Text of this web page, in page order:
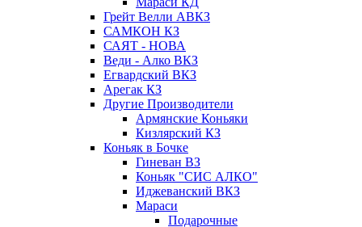
Грейт Велли АВКЗ
САМКОН КЗ
САЯТ - НОВА
Веди - Алко ВКЗ
Егвардский ВКЗ
Арегак КЗ
Другие Производители
Армянские Коньяки
Кизлярский КЗ
Коньяк в Бочке
Гиневан ВЗ
Коньяк "СИС АЛКО"
Иджеванский ВКЗ
Мараси
Подарочные